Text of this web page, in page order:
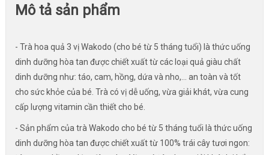
Mô tả sản phẩm
- Trà hoa quả 3 vị Wakodo (cho bé từ 5 tháng tuổi) là thức uống
dinh dưỡng hòa tan được chiết xuất từ các loại quả giàu chất
dinh dưỡng như: táo, cam, hồng, dứa và nho,... an toàn và tốt
cho sức khỏe của bé. Trà có vị dễ uống, vừa giải khát, vừa cung
cấp lượng vitamin cần thiết cho bé.
- Sản phẩm của trà Wakodo cho bé từ 5 tháng tuổi là thức uống
dinh dưỡng hòa tan được chiết xuất từ 100% trái cây tươi ngon: